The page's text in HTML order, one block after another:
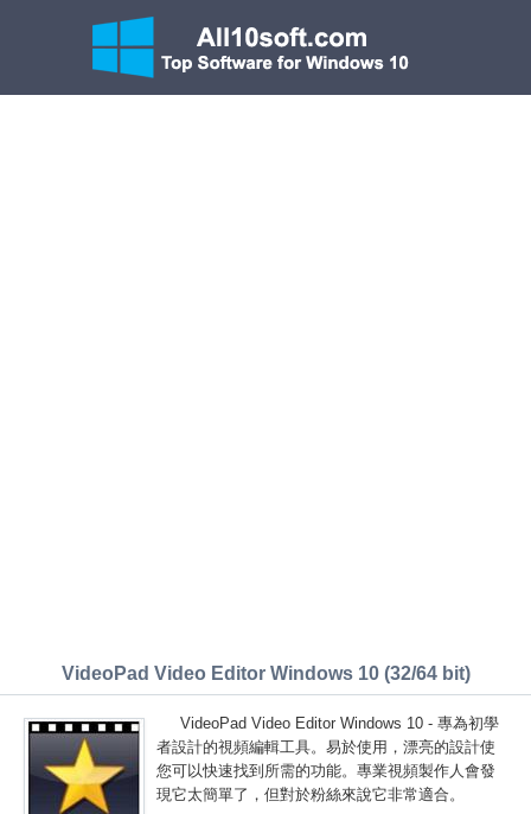
VideoPad Video Editor Windows 10 (32/64 bit)
VideoPad Video Editor Windows 10 - 專為初學
者設計的視頻編輯工具。易於使用，漂亮的設計使
您可以快速找到所需的功能。專業視頻製作人會發
現它太簡單了，但對於粉絲來說它非常適合。